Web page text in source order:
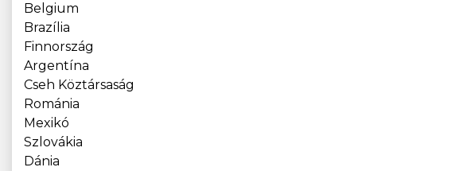
Belgium
Brazília
Finnország
Argentína
Cseh Köztársaság
Románia
Mexikó
Szlovákia
Dánia